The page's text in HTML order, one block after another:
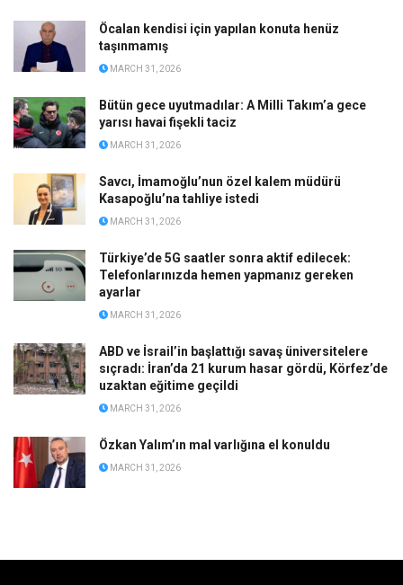
Öcalan kendisi için yapılan konuta henüz
taşınmamış
MARCH 31, 2026
Bütün gece uyutmadılar: A Milli Takım’a gece
yarısı havai fişekli taciz
MARCH 31, 2026
Savcı, İmamoğlu’nun özel kalem müdürü
Kasapoğlu’na tahliye istedi
MARCH 31, 2026
Türkiye’de 5G saatler sonra aktif edilecek:
Telefonlarınızda hemen yapmanız gereken
ayarlar
MARCH 31, 2026
ABD ve İsrail’in başlattığı savaş üniversitelere
sıçradı: İran’da 21 kurum hasar gördü, Körfez’de
uzaktan eğitime geçildi
MARCH 31, 2026
Özkan Yalım’ın mal varlığına el konuldu
MARCH 31, 2026